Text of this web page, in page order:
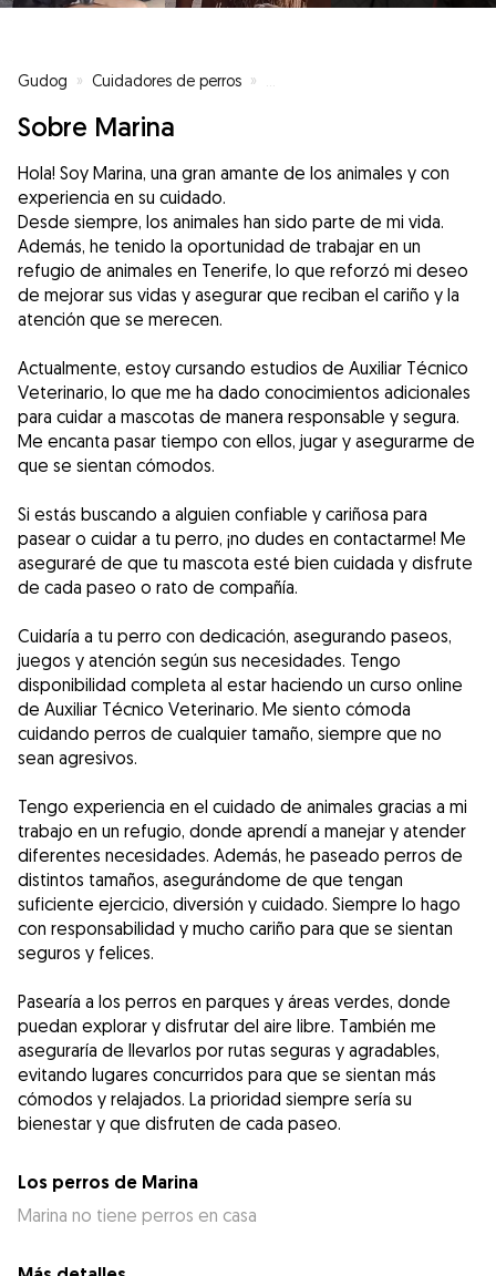
Gudog » Cuidadores de perros »
Sobre Marina
Hola! Soy Marina, una gran amante de los animales y con
experiencia en su cuidado.
Desde siempre, los animales han sido parte de mi vida.
Además, he tenido la oportunidad de trabajar en un
refugio de animales en Tenerife, lo que reforzó mi deseo
de mejorar sus vidas y asegurar que reciban el cariño y la
atención que se merecen.
Actualmente, estoy cursando estudios de Auxiliar Técnico
Veterinario, lo que me ha dado conocimientos adicionales
para cuidar a mascotas de manera responsable y segura.
Me encanta pasar tiempo con ellos, jugar y asegurarme de
que se sientan cómodos.
Si estás buscando a alguien confiable y cariñosa para
pasear o cuidar a tu perro, ¡no dudes en contactarme! Me
aseguraré de que tu mascota esté bien cuidada y disfrute
de cada paseo o rato de compañía.
Cuidaría a tu perro con dedicación, asegurando paseos,
juegos y atención según sus necesidades. Tengo
disponibilidad completa al estar haciendo un curso online
de Auxiliar Técnico Veterinario. Me siento cómoda
cuidando perros de cualquier tamaño, siempre que no
sean agresivos.
Tengo experiencia en el cuidado de animales gracias a mi
trabajo en un refugio, donde aprendí a manejar y atender
diferentes necesidades. Además, he paseado perros de
distintos tamaños, asegurándome de que tengan
suficiente ejercicio, diversión y cuidado. Siempre lo hago
con responsabilidad y mucho cariño para que se sientan
seguros y felices.
Pasearía a los perros en parques y áreas verdes, donde
puedan explorar y disfrutar del aire libre. También me
aseguraría de llevarlos por rutas seguras y agradables,
evitando lugares concurridos para que se sientan más
cómodos y relajados. La prioridad siempre sería su
bienestar y que disfruten de cada paseo.
Los perros de Marina
Marina no tiene perros en casa